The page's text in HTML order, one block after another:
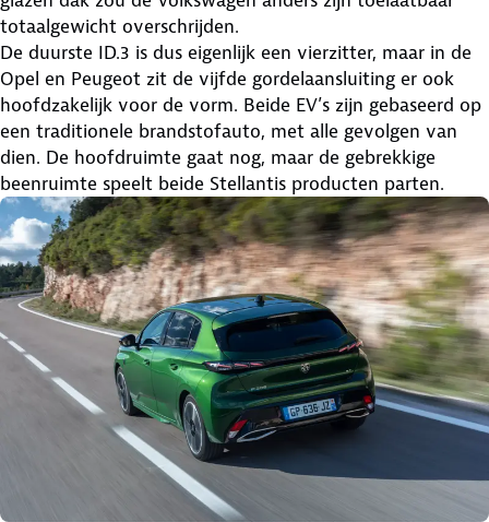
totaalgewicht overschrijden.
De duurste ID.3 is dus eigenlijk een vierzitter, maar in de
Opel en Peugeot zit de vijfde gordelaansluiting er ook
hoofdzakelijk voor de vorm. Beide EV’s zijn gebaseerd op
een traditionele brandstofauto, met alle gevolgen van
dien. De hoofdruimte gaat nog, maar de gebrekkige
beenruimte speelt beide Stellantis producten parten.